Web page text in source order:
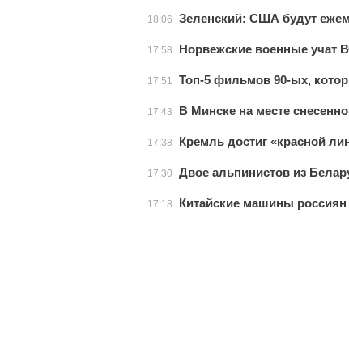
18:06 Зеленский: США будут
17:58 Норвежские военные учат
17:51 Топ-5 фильмов 90-ых,
17:43 В Минске на месте
17:38 Кремль достиг «красной
17:30 Двое альпинистов из
17:18 Китайские машины